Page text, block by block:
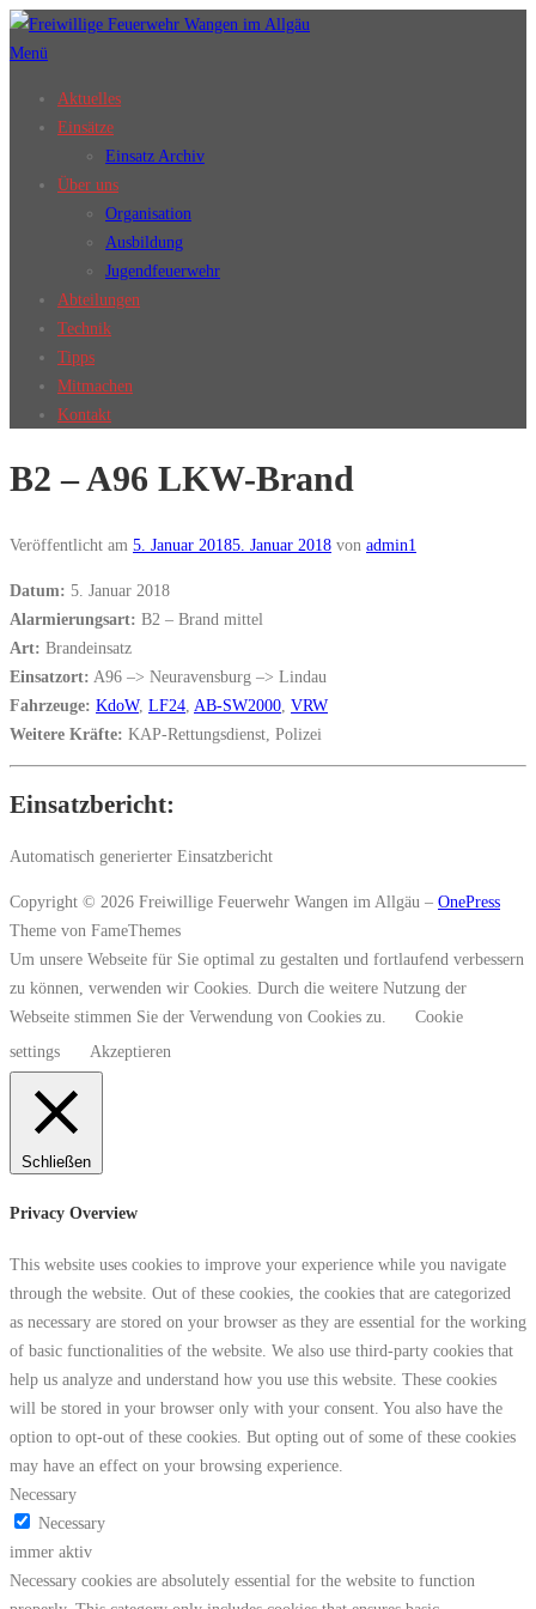
Zum
Inhalt
Menü
Aktuelles
Einsätze
Einsatz Archiv
Über uns
Organisation
Ausbildung
Jugendfeuerwehr
Abteilungen
Technik
Tipps
Mitmachen
Kontakt
B2 – A96 LKW-Brand
Veröffentlicht am 5. Januar 20185. Januar 2018 von admin1
Datum: 5. Januar 2018
Alarmierungsart: B2 – Brand mittel
Art: Brandeinsatz
Einsatzort: A96 –> Neuravensburg –> Lindau
Fahrzeuge: KdoW, LF24 AB-SW2000 VRW
Weitere Kräfte: KAP-Rettungsdienst, Polizei
Einsatzbericht:
Automatisch generierter Einsatzbericht
Copyright © 2026 Freiwillige Feuerwehr Wangen im Allgäu – OnePress
Theme von FameThemes
Um unsere Webseite für Sie optimal zu gestalten und fortlaufend verbessern
zu können, verwenden wir Cookies. Durch die weitere Nutzung der
Webseite stimmen Sie der Verwendung von Cookies zu.
Cookie
settings
Akzeptieren
Schließen
Privacy Overview
This website uses cookies to improve your experience while you navigate
through the website. Out of these cookies, the cookies that are categorized
as necessary are stored on your browser as they are essential for the working
of basic functionalities of the website. We also use third-party cookies that
help us analyze and understand how you use this website. These cookies
will be stored in your browser only with your consent. You also have the
option to opt-out of these cookies. But opting out of some of these cookies
may have an effect on your browsing experience.
Necessary
Necessary
immer aktiv
Necessary cookies are absolutely essential for the website to function